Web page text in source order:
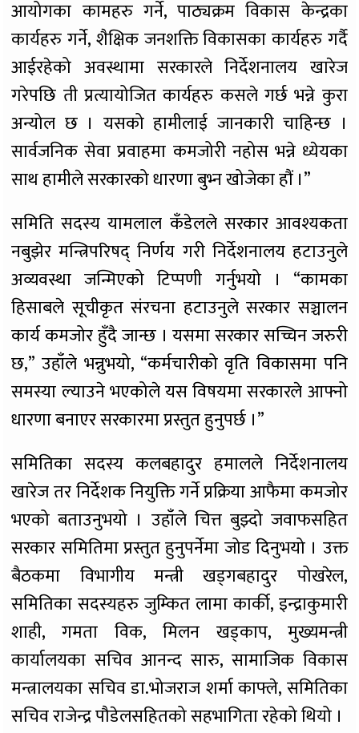
आयोगका कामहरु गर्ने, पाठ्यक्रम विकास केन्द्रका
कार्यहरु गर्ने, शैक्षिक जनशक्ति विकासका कार्यहरु गर्दै
आईरहेको अवस्थामा सरकारले निर्देशनालय खारेज
गरेपछि ती प्रत्यायोजित कार्यहरु कसले गर्छ भन्ने कुरा
अन्योल छ । यसको हामीलाई जानकारी चाहिन्छ ।
सार्वजनिक सेवा प्रवाहमा कमजोरी नहोस भन्ने ध्येयका
साथ हामीले सरकारको धारणा बुभ्न खोजेका हौं ।”
समिति सदस्य यामलाल कँडेलले सरकार आवश्यकता
नबुझेर मन्त्रिपरिषद् निर्णय गरी निर्देशनालय हटाउनुले
अव्यवस्था जन्मिएको टिप्पणी गर्नुभयो । “कामका
हिसाबले सूचीकृत संरचना हटाउनुले सरकार सञ्चालन
कार्य कमजोर हुँदै जान्छ । यसमा सरकार सच्चिन जरुरी
छ,” उहाँले भन्नुभयो, “कर्मचारीको वृति विकासमा पनि
समस्या ल्याउने भएकोले यस विषयमा सरकारले आफ्नो
धारणा बनाएर सरकारमा प्रस्तुत हुनुपर्छ ।”
समितिका सदस्य कलबहादुर हमालले निर्देशनालय
खारेज तर निर्देशक नियुक्ति गर्ने प्रक्रिया आफैमा कमजोर
भएको बताउनुभयो । उहाँले चित्त बुझ्दो जवाफसहित
सरकार समितिमा प्रस्तुत हुनुपर्नेमा जोड दिनुभयो । उक्त
बैठकमा विभागीय मन्त्री खड्गबहादुर पोखरेल,
समितिका सदस्यहरु जुम्कित लामा कार्की, इन्द्राकुमारी
शाही, गमता विक, मिलन खड्काप, मुख्यमन्त्री
कार्यालयका सचिव आनन्द सारु, सामाजिक विकास
मन्त्रालयका सचिव डा.भोजराज शर्मा काफ्ले, समितिका
सचिव राजेन्द्र पौडेलसहितको सहभागिता रहेको थियो ।